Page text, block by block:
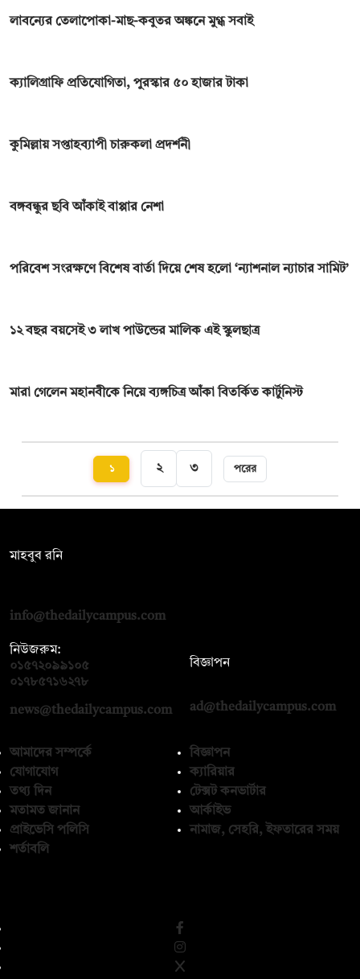
লাবন্যের তেলাপোকা-মাছ-কবুতর অঙ্কনে মুগ্ধ সবাই
ক্যালিগ্রাফি প্রতিযোগিতা, পুরস্কার ৫০ হাজার টাকা
কুমিল্লায় সপ্তাহব্যাপী চারুকলা প্রদর্শনী
বঙ্গবন্ধুর ছবি আঁকাই বাপ্পার নেশা
পরিবেশ সংরক্ষণে বিশেষ বার্তা দিয়ে শেষ হলো ‘ন্যাশনাল ন্যাচার সামিট’
১২ বছর বয়সেই ৩ লাখ পাউন্ডের মালিক এই স্কুলছাত্র
মারা গেলেন মহানবীকে নিয়ে ব্যঙ্গচিত্র আঁকা বিতর্কিত কার্টুনিস্ট
১ ২ ৩ পরের
মাহবুব রনি
info@thedailycampus.com
নিউজরুম:
০১৫৭২০৯৯১০৫
০১৭৮৫৭১৬২৭৮
news@thedailycampus.com
বিজ্ঞাপন
ad@thedailycampus.com
আমাদের সম্পর্কে
যোগাযোগ
তথ্য দিন
মতামত জানান
প্রাইভেসি পলিসি
শর্তাবলি
বিজ্ঞাপন
ক্যারিয়ার
টেক্সট কনভার্টার
আর্কাইভ
নামাজ, সেহরি, ইফতারের সময়